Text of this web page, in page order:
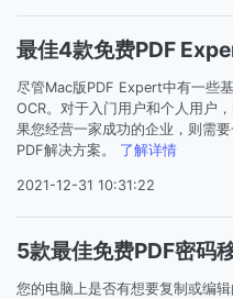
最佳4款免费PDF
尽管Mac版PDF Expert中有一些
OCR。对于入门用户和个人用户
果您经营一家成功的企业，则需
PDF解决方案。 了解详情
2021-12-31 10:31:22
5款最佳免费PDF密码
您的电脑上是否有想要复制或编